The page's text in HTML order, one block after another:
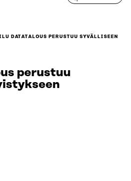
DATATALOUS PERUSTUU SYVÄLLISEEN
perustuu